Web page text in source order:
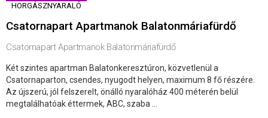
HORGÁSZNYARALÓ
Csatornapart Apartmanok Balatonmáriafürdő
Csatornapart Apartmanok Balatonmáriafürdő
Két szintes apartman Balatonkeresztúron, közvetlenül a
Csatornaparton, csendes, nyugodt helyen, maximum 8 fő részére.
Az újszerú, jól felszerelt, önálló nyaralóház 400 méterén belül
megtalálhatóak éttermek, ABC, szaba ...